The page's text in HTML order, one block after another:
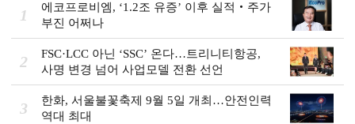
1
에코프로비엠, ‘1.2조 유증’ 이후 실적‧주가
부진 어쩌나
2
FSC·LCC 아닌 ‘SSC’ 온다…트리니티항공,
사명 변경 넘어 사업모델 전환 선언
3
한화, 서울불꽃축제 9월 5일 개최…안전인력
역대 최대